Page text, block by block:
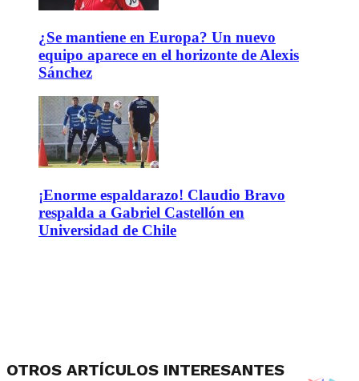
¿Se mantiene en Europa? Un nuevo
equipo aparece en el horizonte de Alexis
Sánchez
¡Enorme espaldarazo! Claudio Bravo
respalda a Gabriel Castellón en
Universidad de Chile
OTROS ARTÍCULOS INTERESANTES